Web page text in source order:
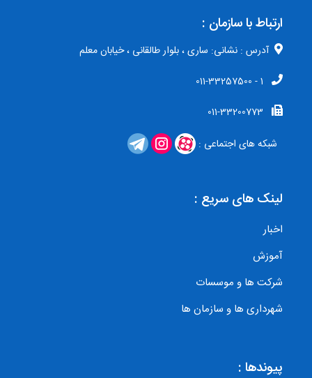
لینک های سریع :
اخبار
آموزش
شرکت ها و موسسات
شهرداری ها و سازمان ها
پیوندها :
ارتباط با سازمان :
آدرس : نشانی: ساری ، بلوار طالقانی ، خیابان معلم
1 - 011-33257500
011-33200773
شبکه های اجتماعی :